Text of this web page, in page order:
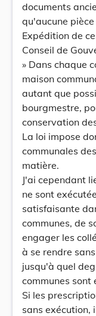
documents
qu'aucune
Expédition de
Conseil de
» Dans chaque
maison
autant que
bourgmestre,
conservation
La loi impose
communales
matière.
J'ai cependant
ne sont
satisfaisante
communes, de
engager les
à se rendre
jusqu'à quel
communes sont
Si les
sans exécution,